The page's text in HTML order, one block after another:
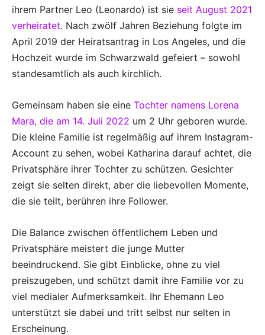
ihrem Partner Leo (Leonardo) ist sie seit August 2021
verheiratet. Nach zwölf Jahren Beziehung folgte im
April 2019 der Heiratsantrag in Los Angeles, und die
Hochzeit wurde im Schwarzwald gefeiert – sowohl
standesamtlich als auch kirchlich.
Gemeinsam haben sie eine Tochter namens Lorena
Mara, die am 14. Juli 2022 um 2 Uhr geboren wurde.
Die kleine Familie ist regelmäßig auf ihrem Instagram-
Account zu sehen, wobei Katharina darauf achtet, die
Privatsphäre ihrer Tochter zu schützen. Gesichter
zeigt sie selten direkt, aber die liebevollen Momente,
die sie teilt, berühren ihre Follower.
Die Balance zwischen öffentlichem Leben und
Privatsphäre meistert die junge Mutter
beeindruckend. Sie gibt Einblicke, ohne zu viel
preiszugeben, und schützt damit ihre Familie vor zu
viel medialer Aufmerksamkeit. Ihr Ehemann Leo
unterstützt sie dabei und tritt selbst nur selten in
Erscheinung.